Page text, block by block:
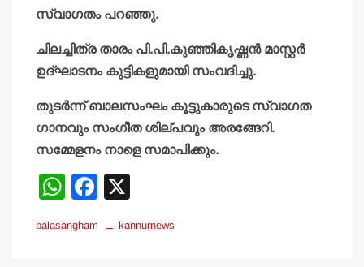
സ്വാഗതം പറഞ്ഞു.
ചിലച്ചിത്ര താരം പി.പി.കുഞ്ഞികൃഷ്ണന്‍ മാസ്റ്റര്‍
ഉദ്ഘാടനം കുട്ടികളുമായി സംവദിച്ചു.
തുടര്‍ന്ന് ബാലസംഘം കൂട്ടുകാരുടെ സ്വാഗത
ഗാനവും സംഗീത ശില്പവും അരങ്ങേറി.
സമ്മേളനം നാളെ സമാപിക്കും.
W
at
F
c
balasangham kannurnews